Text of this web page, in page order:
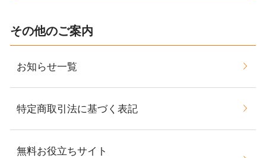
その他のご案内
お知らせ一覧
特定商取引法に基づく表記
無料お役立ちサイト